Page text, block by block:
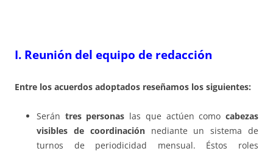
I. Reunión del equipo de redacción
Entre los acuerdos adoptados reseñamos los siguientes:
Serán tres personas las que actúen comocabezas
visibles de coordinaciónnediante un sistema de
turnos de periodicidad mensual. Éstos roles